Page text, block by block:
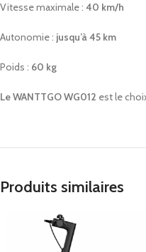
Vitesse maximale : 40 km/h
Autonomie : jusqu’à 45 km
Poids : 60 kg
Le WANTTGO WG012 est le
Produits similaires